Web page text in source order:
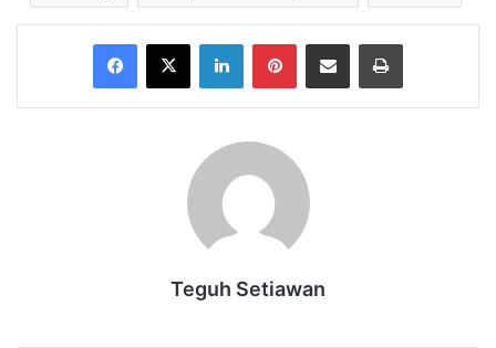
Facebook
X LinkedInPinterestShare via Email Print
Teguh Setiawan